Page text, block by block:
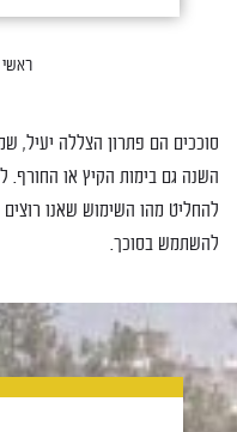
ראשי
סוככים הם פתרון הצללה
השנה גם בימות הקיץ או
להחליט מהו השימוש שאנו
להשתמש בסוכך.